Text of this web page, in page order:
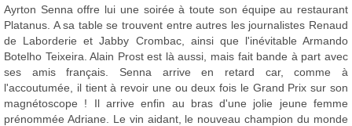
Ayrton Senna offre lui une soirée à toute son équipe au restaurant
Platanus. A sa table se trouvent entre autres les journalistes Renaud
de Laborderie et Jabby Crombac, ainsi que l'inévitable Armando
Botelho Teixeira. Alain Prost est là aussi, mais fait bande à part avec
ses amis français. Senna arrive en retard car, comme à
l'accoutumée, il tient à revoir une ou deux fois le Grand Prix sur son
magnétoscope ! Il arrive enfin au bras d'une jolie jeune femme
prénommée Adriane. Le vin aidant, le nouveau champion du monde